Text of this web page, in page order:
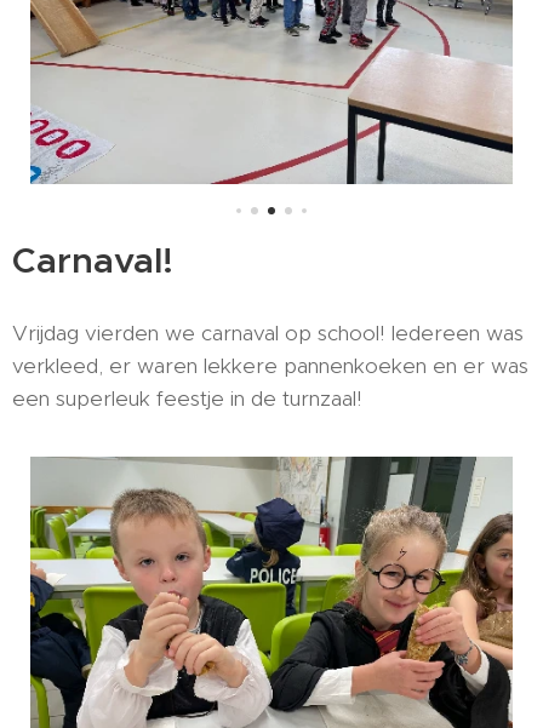
Carnaval!
Vrijdag vierden we carnaval op school! Iedereen was
verkleed, er waren lekkere pannenkoeken en er was
een superleuk feestje in de turnzaal!